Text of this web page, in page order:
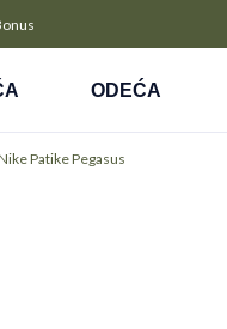
platite na 9 rata
ODEĆA
Patike Pegasus